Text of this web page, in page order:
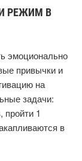
РЕЖИМ В
эмоционально
привычки и
на
задачи:
пройти 1
в